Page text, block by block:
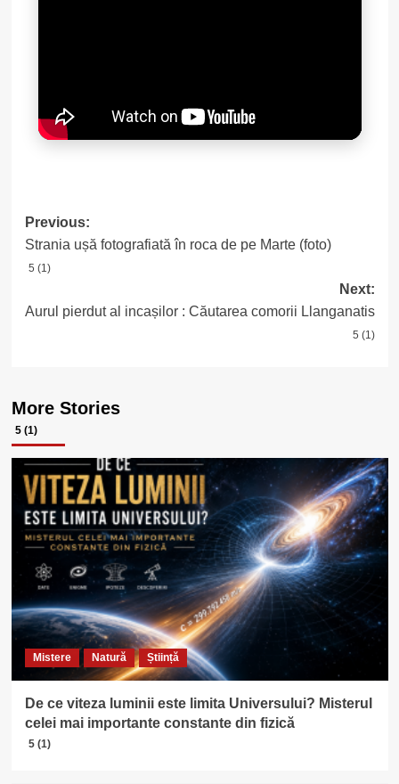
Post
navigation
Previous:
Strania ușă fotografiată în roca de pe Marte (foto)
5 (1)
Next:
Aurul pierdut al incașilor : Căutarea comorii Llanganatis
5 (1)
More Stories
5 (1)
Mistere Natură Știință
De ce viteza luminii este limita Universului? Misterul
celei mai importante constante din fizică
5 (1)